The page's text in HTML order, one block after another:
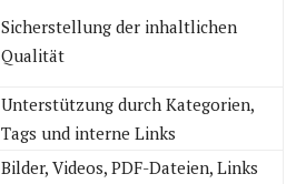
Sicherstellung der inhaltlichen
Qualität
Unterstützung durch Kategorien,
Tags und interne Links
Bilder, Videos, PDF-Dateien, Links